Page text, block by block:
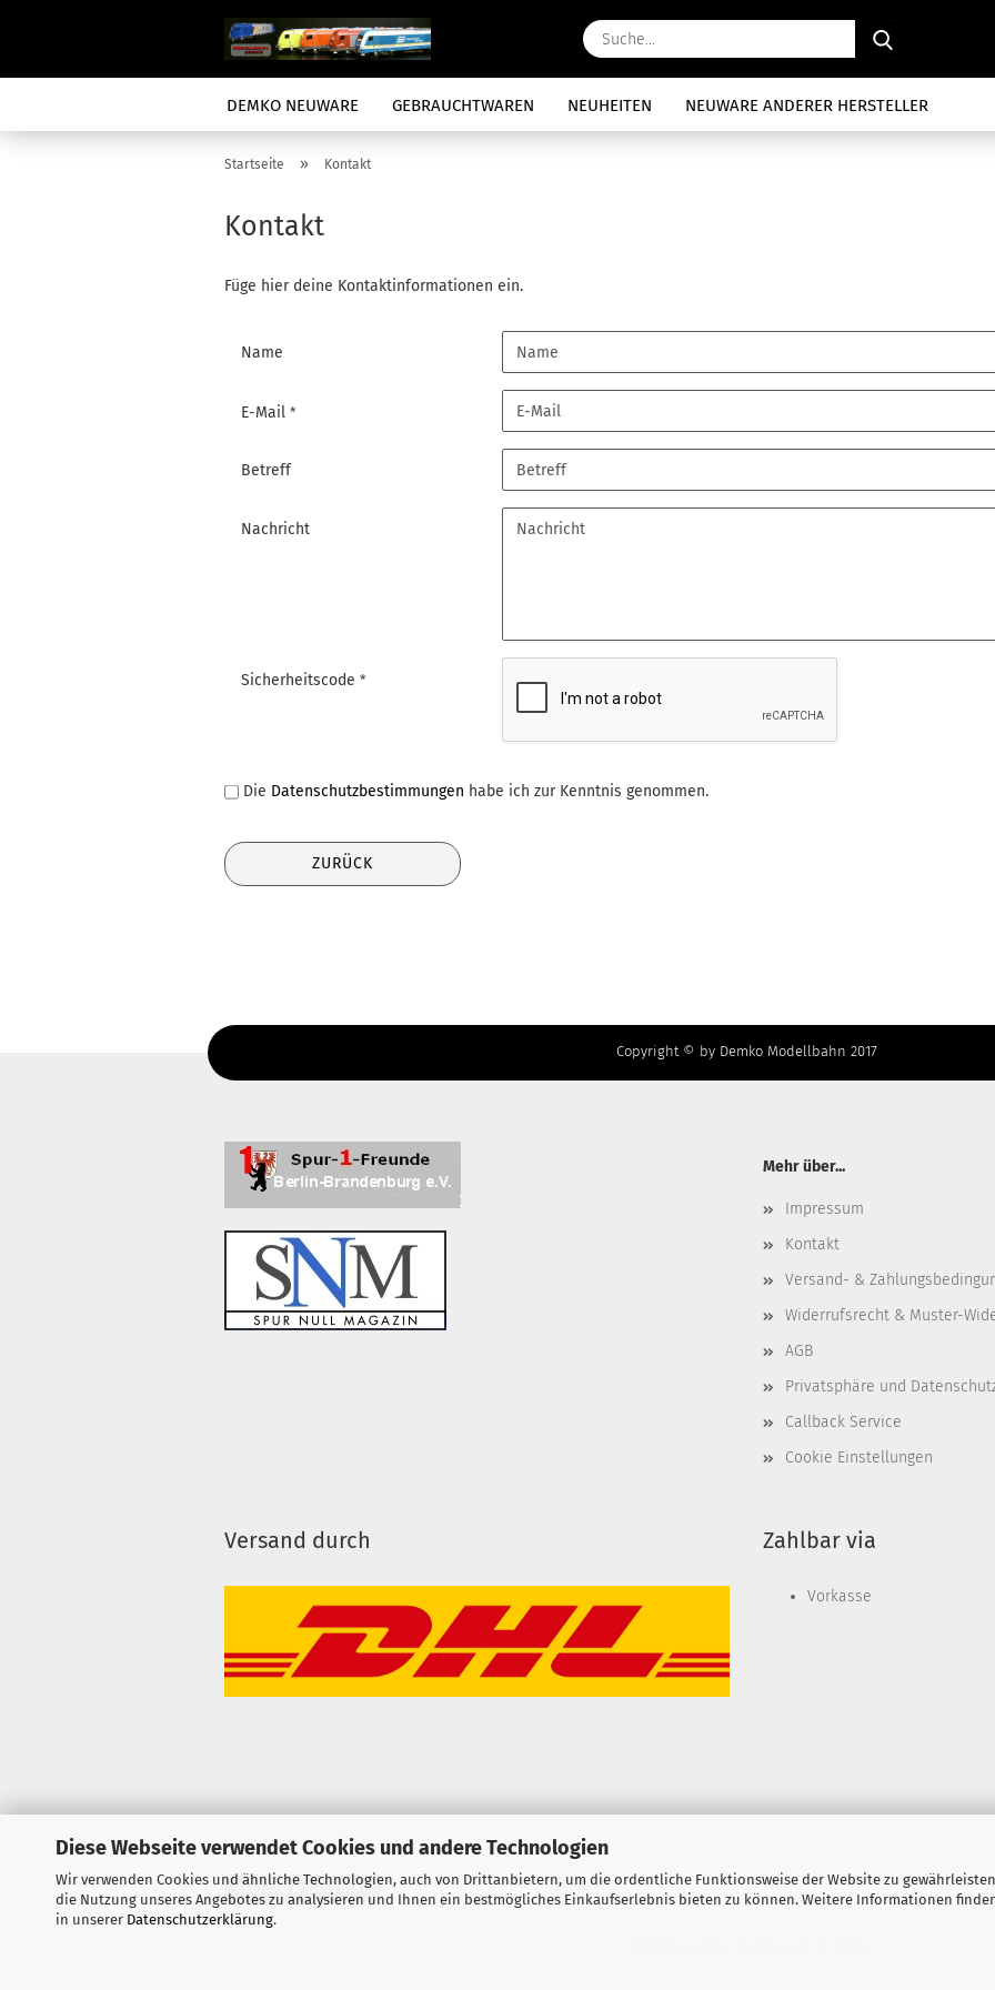
Diese Webseite verwendet Cookies und andere Technologien
Wir verwenden Cookies und ähnliche Technologien, auch von Drittanbietern, um die ordentliche Funktionsweise der Website zu
die Nutzung unseres Angebotes zu analysieren und Ihnen ein bestmögliches Einkaufserlebnis bieten zu können. Weitere Informationen
in unserer Datenschutzerklärung.
DEMKO NEUWARE GEBRAUCHTWAREN NEUHEITEN NEUWARE ANDERER HERSTELLER
Startseite » Kontakt
Kontakt
Füge hier deine Kontaktinformationen ein.
Name
E-Mail
Betreff
Nachricht
Sicherheitscode
DATENSCHUTZBESTIMMUNGEN
Die Datenschutzbestimmungen habe ich zur Kenntnis genommen.
ZURÜCK
Copyright © by Demko Modellbahn 2017
Mehr über...
Impressum
Kontakt
Versand- &
Widerrufsrecht & Muster-
AGB
Privatsphäre und
Callback Service
Cookie Einstellungen
Versand durch Zahlbar via
Vorkasse
Vertrag widerrufen